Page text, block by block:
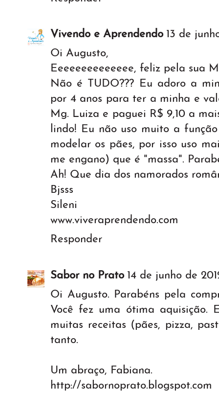
Vivendo e Aprendendo 13 de
Oi Augusto,
Eeeeeeeeeeeeee, feliz pela sua
Não é TUDO??? Eu adoro a
por 4 anos para ter a minha e
Mg. Luiza e paguei R$ 9,10 a
lindo! Eu não uso muito a
modelar os pães, por isso uso
me engano) que é "massa".
Ah! Que dia dos namorados
Bjsss
Sileni
www.viveraprendendo.com
Responder
Sabor no Prato 14 de junho de
Oi Augusto. Parabéns pela
Você fez uma ótima aquisição.
muitas receitas (pães, pizza,
tanto.
Um abraço, Fabiana.
http://sabornoprato.blogspot.com